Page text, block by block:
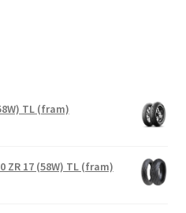
TL (fram)
ZR 17 (58W) TL (fram)